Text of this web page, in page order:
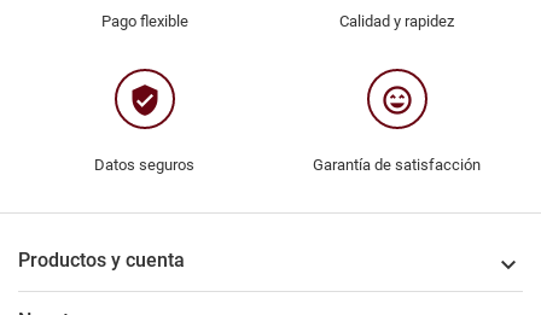
Pago flexible Calidad y rapidez
verified_user
Datos seguros
sentiment_very_satisfied
Garantía de satisfacción
Productos y cuenta 